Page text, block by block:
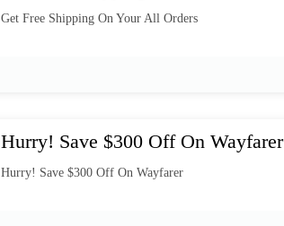
Get Free Shipping On Your All Orders
Hurry! Save $300 Off On Wayfarer
Hurry! Save $300 Off On Wayfarer